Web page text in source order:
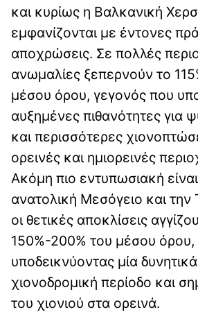
και κυρίως η Βαλκανική
εμφανίζονται με έντονες
αποχρώσεις. Σε πολλές
ανωμαλίες ξεπερνούν το
μέσου όρου, γεγονός που
αυξημένες πιθανότητες για
και περισσότερες
ορεινές και ημιορεινές
Ακόμη πιο εντυπωσιακή
ανατολική Μεσόγειο και την
οι θετικές αποκλίσεις
150%-200% του μέσου όρου,
υποδεικνύοντας μία
χιονοδρομική περίοδο και
του χιονιού στα ορεινά.